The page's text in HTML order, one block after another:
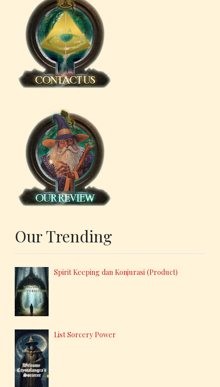
Our Trending
Spirit Keeping dan Konjurasi (Product)
List Sorcery Power